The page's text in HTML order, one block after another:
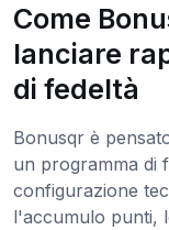
Come
lanciare
di fedeltà
Bonusqr è
un programma di
configurazione
l'accumulo punti,